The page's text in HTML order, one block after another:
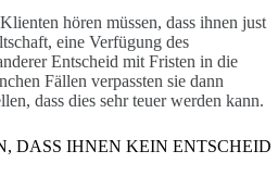
hören müssen, dass ihnen just
eine Verfügung des
Entscheid mit Fristen in die
Fällen verpassten sie dann
dass dies sehr teuer werden kann.
DASS IHNEN KEIN ENTSCHEID